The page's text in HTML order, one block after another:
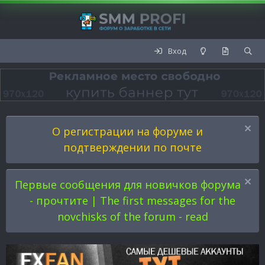
Вход
О регистрации на форуме и
подтверждении по почте
Первые сообщения для новичков форума
- прочтите | The first messages for the
novchisks of the forum - read